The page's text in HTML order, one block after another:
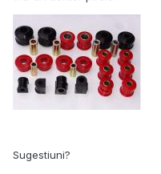
Sugestiuni?